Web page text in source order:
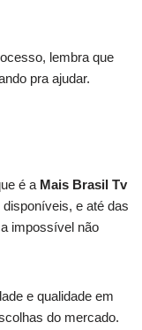
lembra que
pra ajudar.
é a Mais Brasil Tv
e até das
impossível não
e qualidade em
do mercado.